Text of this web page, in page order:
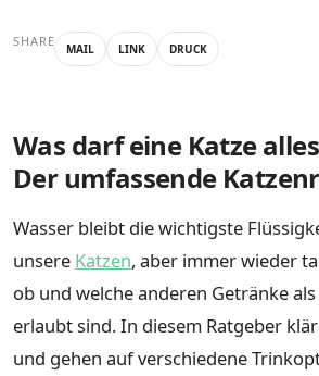
SHARE MAIL LINK DRUCK
Was darf eine Katze
Der umfassende
Wasser bleibt die wichtigste
unsere Katzen, aber immer wieder
ob und welche anderen Getränke
erlaubt sind. In diesem Ratgeber
und gehen auf verschiedene